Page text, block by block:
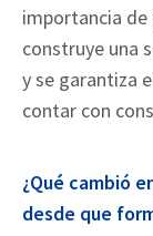
importancia de
construye una
y se garantiza
contar con
¿Qué cambió
desde que